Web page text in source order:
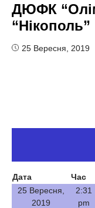
ДЮФК
“Нікополь”
25 Вересня, 2019
Дата Час
25 Вересня,
2019
2:31
pm